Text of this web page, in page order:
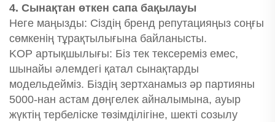
4. Сынақтан өткен сапа бақылауы
Неге маңызды: Сіздің бренд репутацияңыз соңғы
сөмкенің тұрақтылығына байланысты.
KOP артықшылығы: Біз тек тексереміз емес,
шынайы әлемдегі қатал сынақтарды
модельдейміз. Біздің зертханамыз әр партияны
5000-нан астам дөңгелек айналымына, ауыр
жүктің тербеліске төзімділігіне, шекті созылу